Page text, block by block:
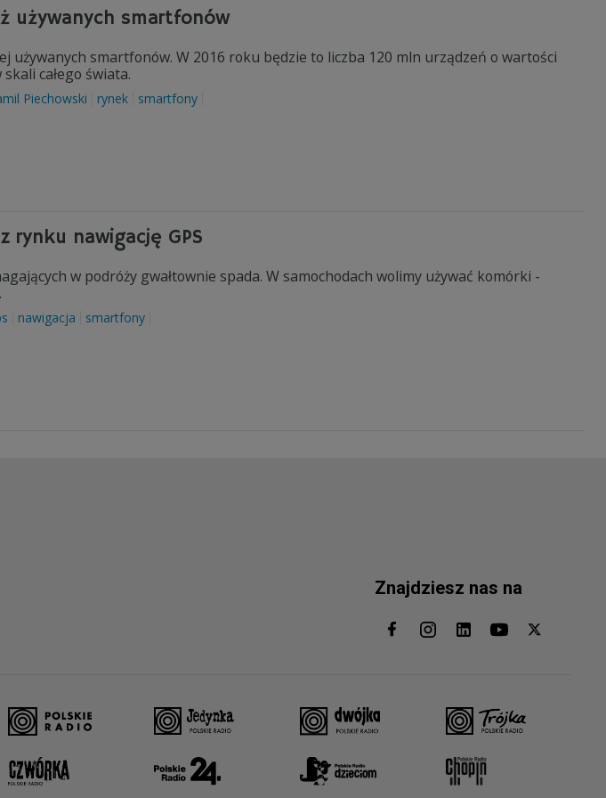
używanych smartfonów
używanych smartfonów. W 2016 roku będzie to liczba 120 mln urządzeń o wartości
całego świata.
Piechowski rynek smartfony
rynku nawigację GPS
w podróży gwałtownie spada. W samochodach wolimy używać komórki -
nawigacja smartfony
Znajdziesz nas na